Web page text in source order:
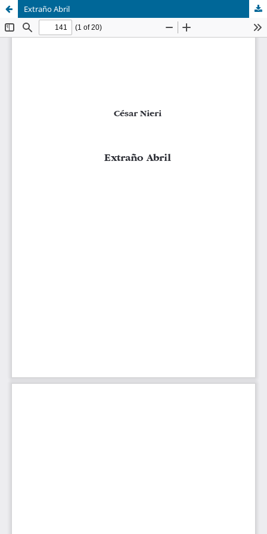
Extraño Abril